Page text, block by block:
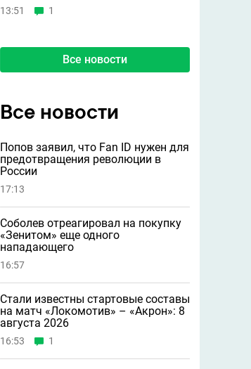
13:51 1
Все новости
Все новости
Попов заявил, что Fan ID нужен для
предотвращения революции в
России
17:13
Соболев отреагировал на покупку
«Зенитом» еще одного
нападающего
16:57
Стали известны стартовые составы
на матч «Локомотив» – «Акрон»: 8
августа 2026
16:53 1